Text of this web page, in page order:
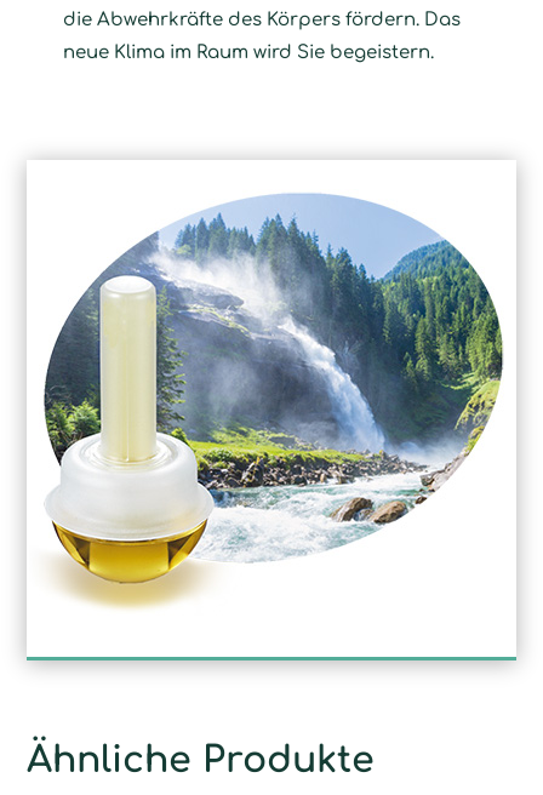
die Abwehrkräfte des Körpers fördern. Das
neue Klima im Raum wird Sie begeistern.
Ähnliche Produkte